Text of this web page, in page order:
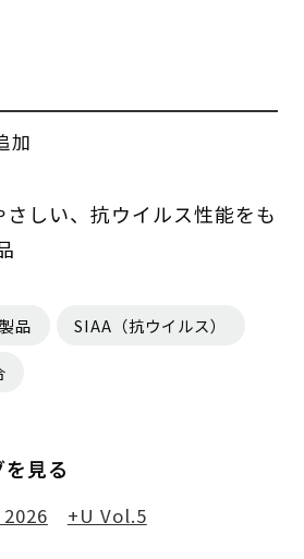
加
しい、抗ウイルス性能をも
品 SIAA（抗ウイルス）
見る
+U Vol.5